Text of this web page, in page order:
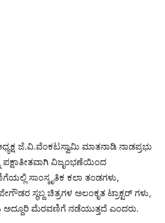
ಜೆ.ವಿ.ವೆಂಕಟಸ್ವಾಮಿ ಮಾತನಾಡಿ ನಾಡಪ್ರಭು
ವಿಜೃಂಭಣೆಯಿಂದ
ಸಾಂಸ್ಕೃತಿಕ ಕಲಾ ತಂಡಗಳು,
ಸ್ಥಬ್ದ ಚಿತ್ರಗಳ ಅಲಂಕೃತ ಟ್ರಾಕ್ಟರ್ ಗಳು,
ಮೆರವಣಿಗೆ ನಡೆಯುತ್ತದೆ ಎಂದರು.